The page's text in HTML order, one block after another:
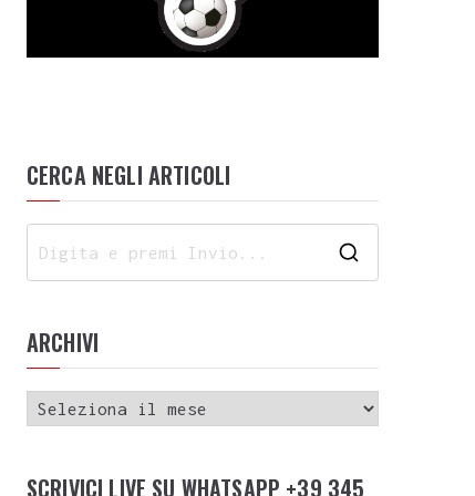
CERCA NEGLI ARTICOLI
ARCHIVI
SCRIVICI LIVE SU WHATSAPP +39 345